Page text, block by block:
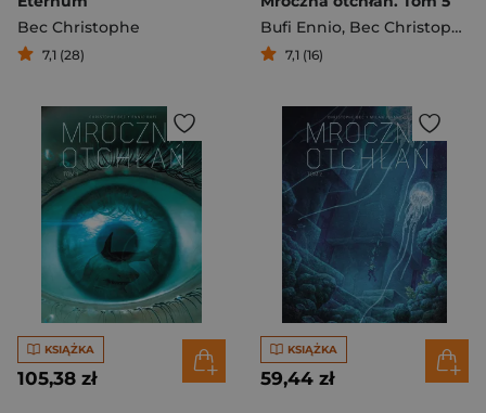
Bec Christophe
7,1 (28)
Bufi Ennio, Bec Christophe
7,1 (16)
KSIĄŻKA
105,38 zł
KSIĄŻKA
59,44 zł